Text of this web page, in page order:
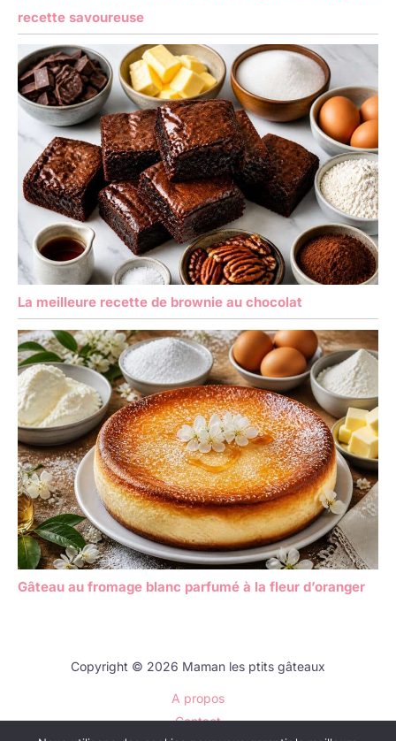
recette savoureuse
La meilleure recette de brownie au chocolat
Gâteau au fromage blanc parfumé à la fleur d’oranger
Copyright © 2026 Maman les ptits gâteaux
A propos
Contact